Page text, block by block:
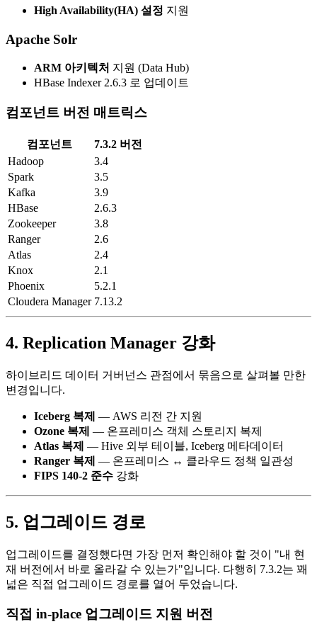
High Availability(HA) 설정 지원
Apache Solr
ARM 아키텍처 지원 (Data Hub)
HBase Indexer 2.6.3 로 업데이트
컴포넌트 버전 매트릭스
컴포넌트
7.3.2 버전
Hadoop
3.4
Spark
3.5
Kafka
3.9
HBase
2.6.3
Zookeeper
3.8
Ranger
2.6
Atlas
2.4
Knox
2.1
Phoenix
5.2.1
Cloudera Manager 7.13.2
4. Replication Manager 강화
하이브리드 데이터 거버넌스 관점에서 묶음으로 살펴볼 만한
변경입니다.
Iceberg 복제 — AWS 리전 간 지원
Ozone 복제 — 온프레미스 객체 스토리지 복제
Atlas 복제 — Hive 외부 테이블, Iceberg 메타데이터
Ranger 복제 — 온프레미스 ↔ 클라우드 정책 일관성
FIPS 140-2 준수 강화
5. 업그레이드 경로
업그레이드를 결정했다면 가장 먼저 확인해야 할 것이 "내 현
재 버전에서 바로 올라갈 수 있는가"입니다. 다행히 7.3.2는 꽤
넓은 직접 업그레이드 경로를 열어 두었습니다.
직접 in-place 업그레이드 지원 버전